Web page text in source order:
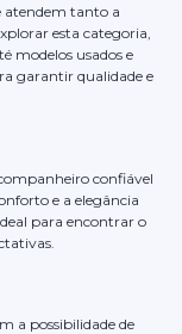
atendem tanto a
esta categoria,
modelos usados e
garantir qualidade e
confiável
e a elegância
para encontrar o
a possibilidade de